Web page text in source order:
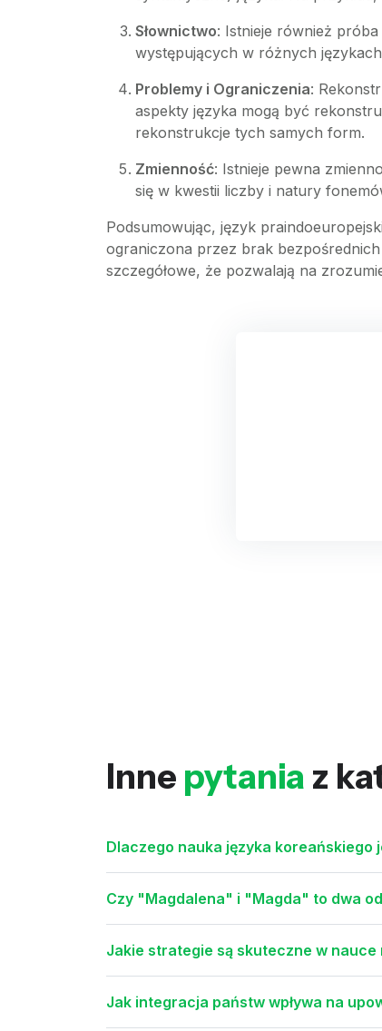
Słownictwo: Istnieje również
występujących w różnych
Problemy i Ograniczenia:
aspekty języka mogą być
rekonstrukcje tych samych form.
Zmienność: Istnieje pewna
się w kwestii liczby i natury
Podsumowując, język
ograniczona przez brak
szczegółowe, że pozwalają na
Inne pytania z
Dlaczego nauka języka
Czy "Magdalena" i "Magda" to dwa
Jakie strategie są skuteczne w nauce
Jak integracja państw wpływa na